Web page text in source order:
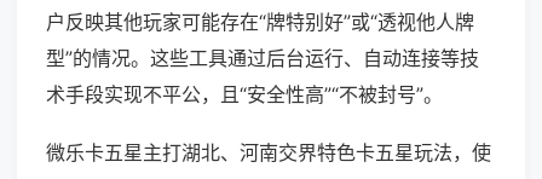
户反映其他玩家可能存在“牌特别好”或“透视他人牌
型”的情况。这些工具通过后台运行、自动连接等技
术手段实现不平公，且“安全性高”“不被封号”。
微乐卡五星主打湖北、河南交界特色卡五星玩法，使